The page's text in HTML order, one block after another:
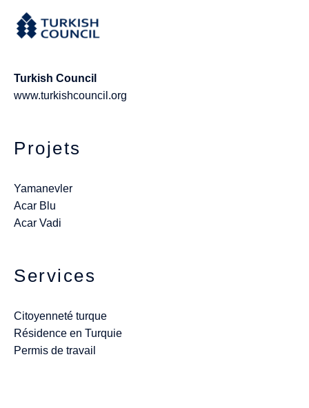
Turkish Council
www.turkishcouncil.org
Projets
Yamanevler
Acar Blu
Acar Vadi
Services
Citoyenneté turque
Résidence en Turquie
Permis de travail